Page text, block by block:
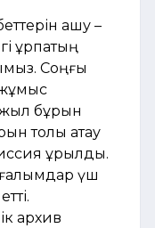
ашу –
ұрпақтың
Соңғы
жыл бұрын
толық ақтау
құрылды.
үш
архив